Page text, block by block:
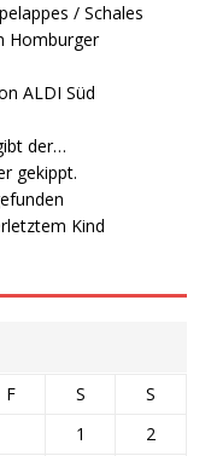
/ Schales
Homburger
ALDI Süd
der…
gekippt.
Kind
F S
S
1
2